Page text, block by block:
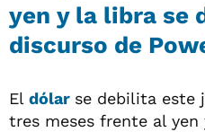
yen y la libra se
discurso de
El dólar se debilita este
tres meses frente al